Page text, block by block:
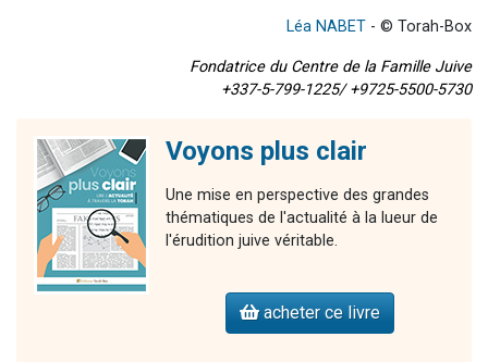
Léa NABET - © Torah-Box
Fondatrice du Centre de la Famille Juive
+337-5-799-1225/ +9725-5500-5730
Voyons plus clair
Une mise en perspective des grandes
thématiques de l'actualité à la lueur de
l'érudition juive véritable.
acheter ce livre